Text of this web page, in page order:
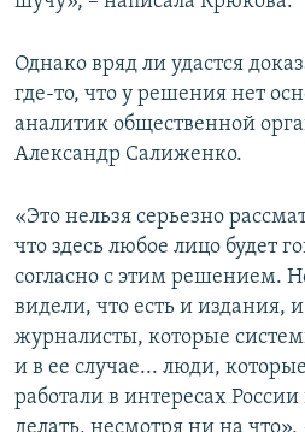
Однако вряд ли удастся
где-то, что у решения нет
аналитик общественной
Александр Салиженко.
«Это нельзя серьезно
что здесь любое лицо будет
согласно с этим решением.
видели, что есть и издания,
журналисты, которые
и в ее случае... люди,
работали в интересах